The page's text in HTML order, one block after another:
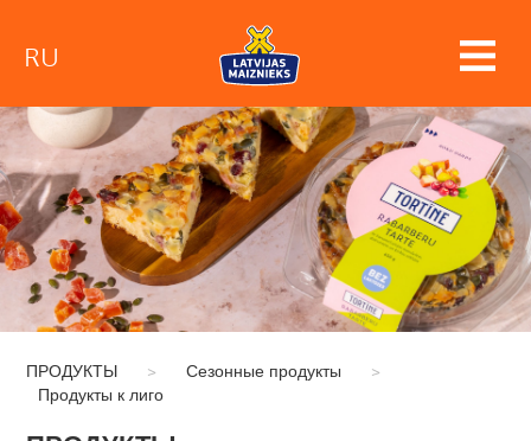
RU
ПРОДУКТЫ > Сезонные продукты
>
Продукты к лиго